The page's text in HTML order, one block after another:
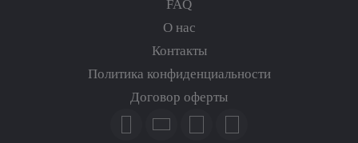
FAQ
О нас
Контакты
Политика конфиденциальности
Договор оферты